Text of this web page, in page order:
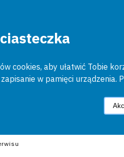
cookies, aby ułatwić Tobie
w pamięci